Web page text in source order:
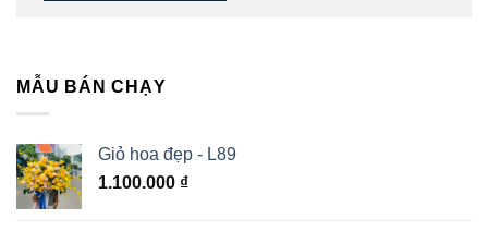
MẪU BÁN CHẠY
Giỏ hoa đẹp - L89
1.100.000 ₫